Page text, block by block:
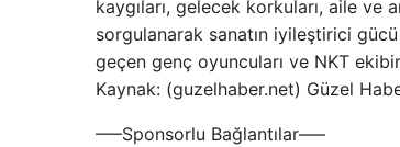
kaygıları, gelecek korkuları, aile ve
sorgulanarak sanatın iyileştirici
geçen genç oyuncuları ve NKT
Kaynak: (guzelhaber.net) Güzel
—–Sponsorlu Bağlantılar—–